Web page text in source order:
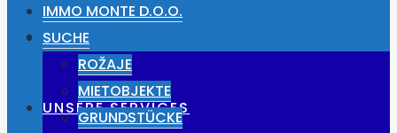
NEWS
UNSERE SERVICES
IMMO MONTE D.O.O.
SUCHE
ROŽAJE
MIETOBJEKTE
GRUNDSTÜCKE